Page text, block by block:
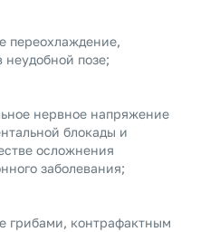
переохлаждение,
неудобной позе;
нервное напряжение
блокады и
осложнения
заболевания;
грибами, контрафактным